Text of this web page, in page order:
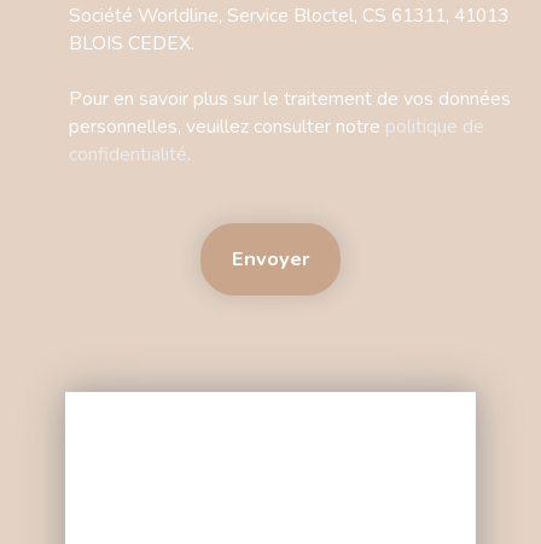
Société Worldline, Service Bloctel, CS 61311, 41013
BLOIS CEDEX.
Pour en savoir plus sur le traitement de vos données
personnelles, veuillez consulter notre politique de
confidentialité.
Envoyer